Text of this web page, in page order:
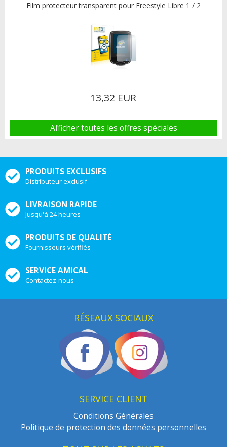
Film protecteur transparent pour Freestyle Libre 1 / 2
13,32 EUR
Afficher toutes les offres spéciales
PRODUITS EXCLUSIFS
Distributeur exclusif
LIVRAISON RAPIDE
Jusqu'à 24 heures
PRODUITS DE QUALITÉ
Fournisseurs vérifiés
SERVICE AMICAL
Contactez-nous
RÉSEAUX SOCIAUX
SERVICE CLIENT
Conditions Générales
Politique de protection des données personnelles